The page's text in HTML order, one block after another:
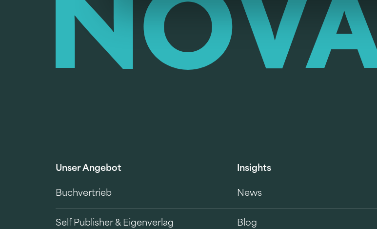
Unser Angebot
Buchvertrieb
Self Publisher & Eigenverlag
Insights
News
Blog